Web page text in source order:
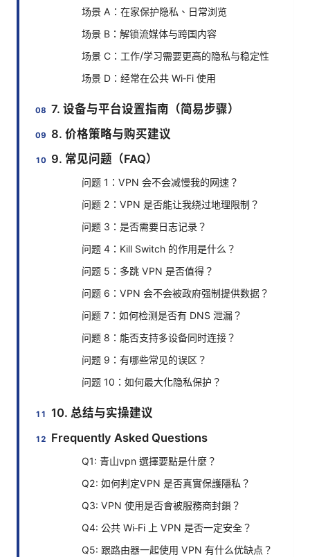
场景 A：在家保护隐私、日常浏览
场景 B：解锁流媒体与跨国内容
场景 C：工作/学习需要更高的隐私与稳定性
场景 D：经常在公共 Wi‑Fi 使用
7. 设备与平台设置指南（简易步骤）
8. 价格策略与购买建议
9. 常见问题（FAQ）
问题 1：VPN 会不会减慢我的网速？
问题 2：VPN 是否能让我绕过地理限制？
问题 3：是否需要日志记录？
问题 4：Kill Switch 的作用是什么？
问题 5：多跳 VPN 是否值得？
问题 6：VPN 会不会被政府强制提供数据？
问题 7：如何检测是否有 DNS 泄漏？
问题 8：能否支持多设备同时连接？
问题 9：有哪些常见的误区？
问题 10：如何最大化隐私保护？
10. 总结与实操建议
Frequently Asked Questions
Q1: 青山vpn 選擇要點是什麼？
Q2: 如何判定VPN 是否真實保護隱私？
Q3: VPN 使用是否會被服務商封鎖？
Q4: 公共 Wi‑Fi 上 VPN 是否一定安全？
Q5: 跟路由器一起使用 VPN 有什么优缺点？